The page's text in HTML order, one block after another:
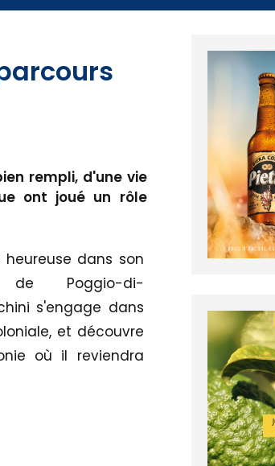
rempli, d'une vie
ont joué un rôle
dans son
Poggio-di-
s'engage dans
et découvre
où il reviendra